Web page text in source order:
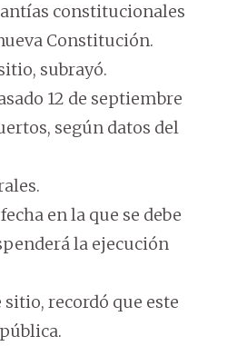
constitucionales
Constitución.
subrayó.
12 de septiembre
según datos del
en la que se debe
la ejecución
recordó que este